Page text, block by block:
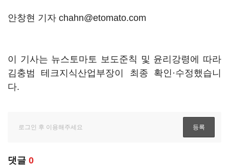
안창현 기자 chahn@etomato.com
이 기사는 뉴스토마토 보도준칙 및 윤리강령에 따라
김충범 테크지식산업부장이 최종 확인·수정했습니
다.
댓글 0